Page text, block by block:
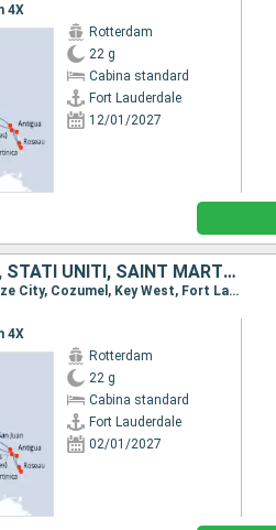
4X
Rotterdam
22 g
Cabina standard
Fort Lauderdale
12/01/2027
BAHAMAS, GIAMAICA, ISOLE CAYMAN, BELIZE, MESSICO, STATI UNITI, SAINT MARTIN, DOMINICA, MARTINICA, ANTIGUA E BARBUDA, PORTORICO
Itinerario : Fort Lauderdale, Half Moon Cay, Falmouth, Grand Cayman, Belize City, Cozumel, Key West, Fort Lauderdale, Saint Martin (Antilles Néerlandaises), Antigua, Roseau, Martinica, St. Kitts, San Juan, Half Moon Cay, Fort Lauderdale
4X
Rotterdam
22 g
Cabina standard
Fort Lauderdale
02/01/2027